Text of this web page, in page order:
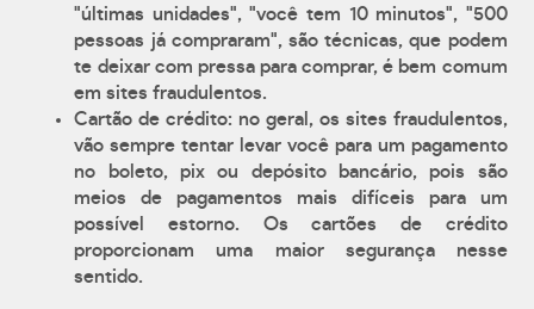
"últimas unidades", "você tem 10 minutos", "500
pessoas já compraram", são técnicas, que podem
te deixar com pressa para comprar, é bem comum
em sites fraudulentos.
Cartão de crédito: no geral, os sites fraudulentos,
vão sempre tentar levar você para um pagamento
no boleto, pix ou depósito bancário, pois são
meios de pagamentos mais difíceis para um
possível estorno. Os cartões de crédito
proporcionam uma maior segurança nesse
sentido.